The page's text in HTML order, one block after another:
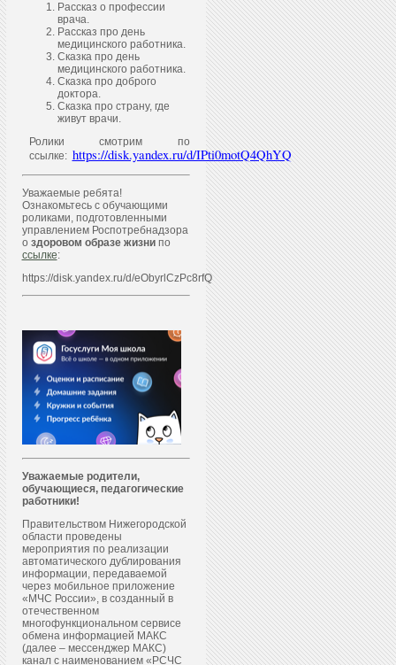
Рассказ о профессии
врача.
Рассказ про день
медицинского работника.
Сказка про день
медицинского работника.
Сказка про доброго
доктора.
Сказка про страну, где
живут врачи.
Ролики смотрим по
ссылке: https://disk.yandex.ru/d/IPti0motQ4QhYQ
Уважаемые ребята!
Ознакомьтесь с обучающими
роликами, подготовленными
управлением Роспотребнадзора
о здоровом образе жизнипо
ссылке:
https://disk.yandex.ru/d/eObyrlCzPc8rfQ
Уважаемые родители,
обучающиеся, педагогические
работники!
Правительством Нижегородской
области проведены
мероприятия по реализации
автоматического дублирования
информации, передаваемой
через мобильное приложение
«МЧС России», в созданный в
отечественном
многофункциональном сервисе
обмена информацией МАКС
(далее – мессенджер МАКС)
канал с наименованием «РСЧС